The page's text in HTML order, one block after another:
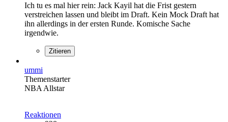
Ich tu es mal hier rein: Jack Kayil hat die Frist gestern
verstreichen lassen und bleibt im Draft. Kein Mock Draft hat
ihn allerdings in der ersten Runde. Komische Sache
irgendwie.
Zitieren
ummi
Themenstarter
NBA Allstar
Reaktionen